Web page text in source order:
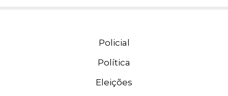
Policial
Política
Eleições